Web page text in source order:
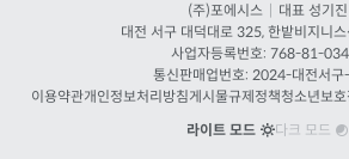
(주)포에시스
대표 성기진
대전 서구 대덕대로 325, 한밭비지니
사업자등록번호: 768-81-
통신판매업번호: 2024-대전서
이용약관개인정보처리방침게시물규제정책청소년보
라이트 모드
다크 모드